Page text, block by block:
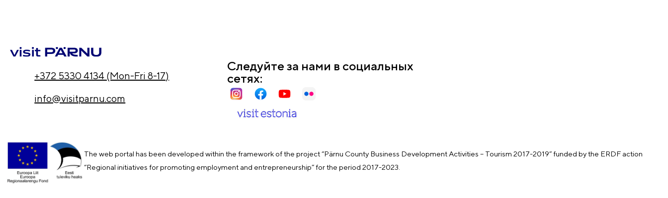
+372 5330 4134 (Mon-Fri 8-17)
info@visitparnu.com
Следуйте за нами в социальных
сетях:
The web portal has been developed within the framework of the project “Pärnu County Business Development Activities – Tourism 2017-2019” funded by the ERDF action
“Regional initiatives for promoting employment and entrepreneurship” for the period 2017-2023.